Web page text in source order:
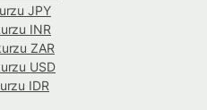
JPY
INR
ZAR
USD
IDR